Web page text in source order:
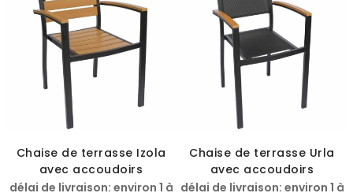
Chaise de terrasse Izola
avec accoudoirs
délai de livraison: environ 1 à
Chaise de terrasse Urla
avec accoudoirs
délai de livraison: environ 1 à